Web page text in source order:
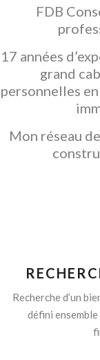
FDB
17 années
grand
personnelles
Mon réseau
Recherche d’un
défini